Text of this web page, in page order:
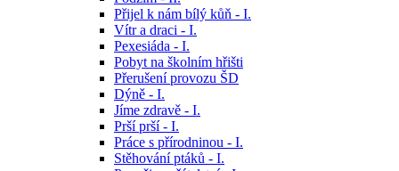
Přijel k nám bílý kůň - I.
Vítr a draci - I.
Pexesiáda - I.
Pobyt na školním hřišti
Přerušení provozu ŠD
Dýně - I.
Jíme zdravě - I.
Prší prší - I.
Práce s přírodninou - I.
Stěhování ptáků - I.